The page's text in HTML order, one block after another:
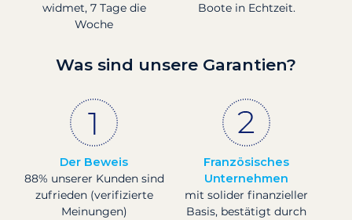
widmet, 7 Tage die
Woche
Boote in Echtzeit.
Was sind unsere Garantien?
Der Beweis
88% unserer Kunden sind
zufrieden (verifizierte
Meinungen)
Französisches
Unternehmen
mit solider finanzieller
Basis, bestätigt durch